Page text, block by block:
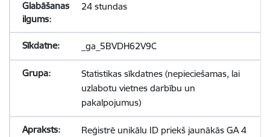
24 stundas
_ga_5BVDH62V9C
Statistikas sīkdatnes (nepieciešamas, lai
uzlabotu vietnes darbību un
pakalpojumus)
Reģistrē unikālu ID priekš jaunākās GA 4